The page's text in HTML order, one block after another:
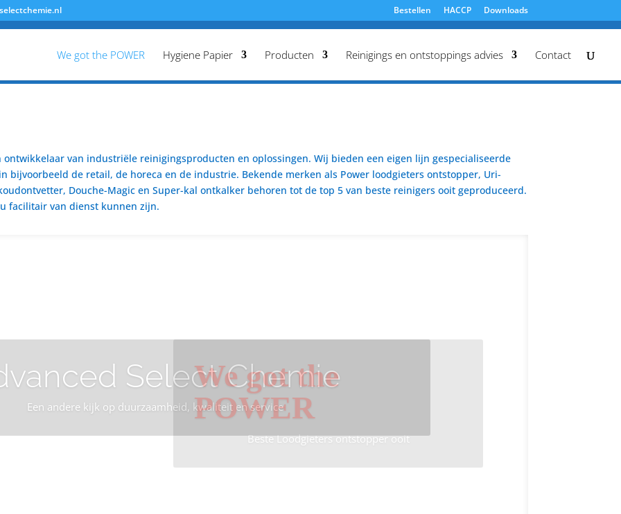
Bestellen HACCP Downloads
We got the POWER Hygiene Papier Producten Reinigings en ontstoppings advies Contact
ontwikkelaar van industriële reinigingsproducten en oplossingen. Wij bieden een eigen lijn gespecialiseerde
bijvoorbeeld de retail, de horeca en de industrie. Bekende merken als Power loodgieters ontstopper, Uri-
Douche-Magic en Super-kal ontkalker behoren tot de top 5 van beste reinigers ooit geproduceerd.
facilitair van dienst kunnen zijn.
Select Chemie
Een andere kijk op duurzaamheid, kwaliteit en service
We got the
POWER
Beste Loodgieters ontstopper ooit